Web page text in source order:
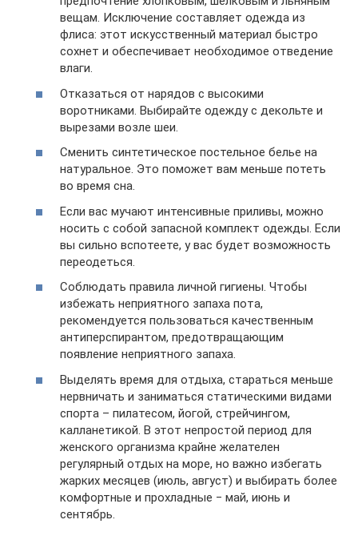
вещам. Исключение составляет одежда из
флиса: этот искусственный материал быстро
сохнет и обеспечивает необходимое отведение
влаги.
Отказаться от нарядов с высокими
воротниками. Выбирайте одежду с декольте и
вырезами возле шеи.
Сменить синтетическое постельное белье на
натуральное. Это поможет вам меньше потеть
во время сна.
Если вас мучают интенсивные приливы, можно
носить с собой запасной комплект одежды. Если
вы сильно вспотеете, у вас будет возможность
переодеться.
Соблюдать правила личной гигиены. Чтобы
избежать неприятного запаха пота,
рекомендуется пользоваться качественным
антиперспирантом, предотвращающим
появление неприятного запаха.
Выделять время для отдыха, стараться меньше
нервничать и заниматься статическими видами
спорта – пилатесом, йогой, стрейчингом,
калланетикой. В этот непростой период для
женского организма крайне желателен
регулярный отдых на море, но важно избегать
жарких месяцев (июль, август) и выбирать более
комфортные и прохладные ‒ май, июнь и
сентябрь.